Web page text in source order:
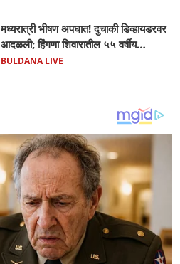
मध्यरात्री भीषण अपघात! दुचाकी डिव्हायडरवर
आदळली; हिंगणा शिवारातील ५५ वर्षीय
शेतकऱ्याचा जागीच मृत्यू! खांडवी–हिंगणा मार्गावर
BULDANA LIVE